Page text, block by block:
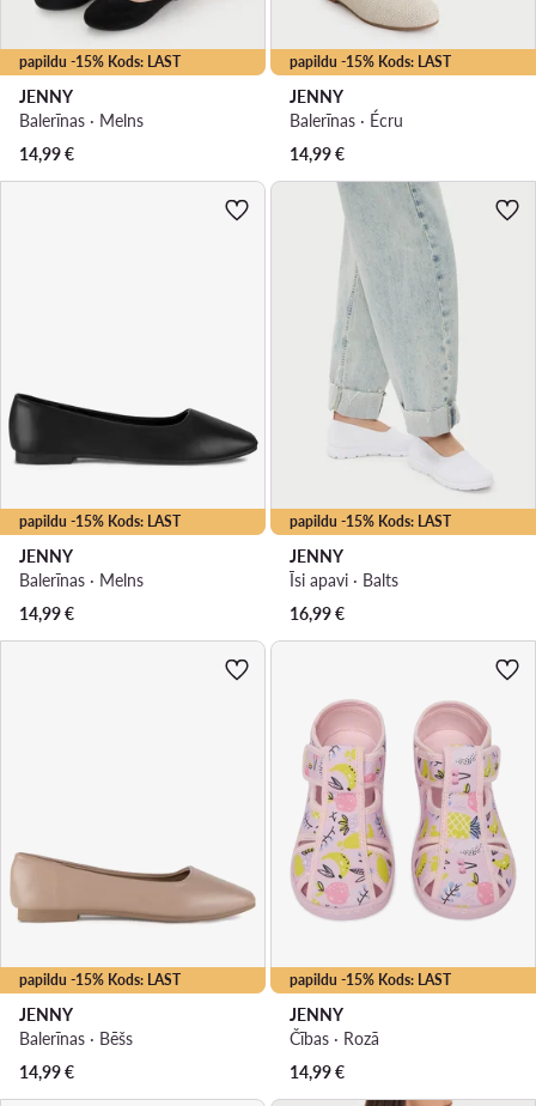
papildu -15% Kods: LAST
JENNY
Balerīnas · Melns
14,99€
papildu -15% Kods: LAST
JENNY
Balerīnas · Écru
14,99€
papildu -15% Kods: LAST
JENNY
Balerīnas · Melns
14,99€
papildu -15% Kods: LAST
JENNY
Īsi apavi · Balts
16,99€
papildu -15% Kods: LAST
JENNY
Balerīnas · Bēšs
14,99€
papildu -15% Kods: LAST
JENNY
Čības · Rozā
14,99€